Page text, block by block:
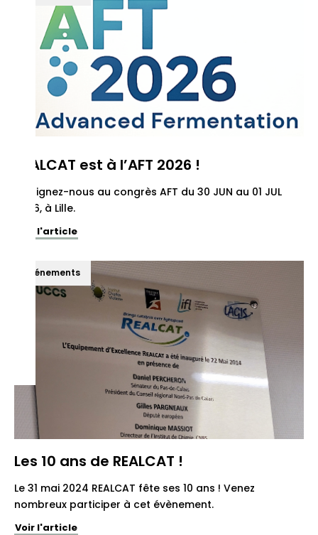
REALCAT est à l’AFT 2026 !
Rejoignez-nous au congrès AFT du 30 JUN au 01 JUL
2026, à Lille.
Voir l'article
Événements
Les 10 ans de REALCAT !
Le 31 mai 2024 REALCAT fête ses 10 ans ! Venez
nombreux participer à cet évènement.
Voir l'article